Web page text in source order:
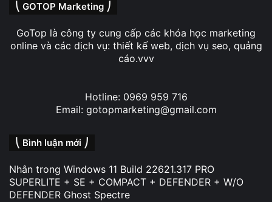
⎝ GOTOP Marketing ⎠
GoTop là công ty cung cấp các khóa học marketing
online và các dịch vụ: thiết kế web, dịch vụ seo, quảng
cáo.vvv
Hotline: 0969 959 716
Email: gotopmarketing@gmail.com
⎝ Bình luận mới ⎠
Nhân trong Windows 11 Build 22621.317 PRO
SUPERLITE + SE + COMPACT + DEFENDER + W/O
DEFENDER Ghost Spectre